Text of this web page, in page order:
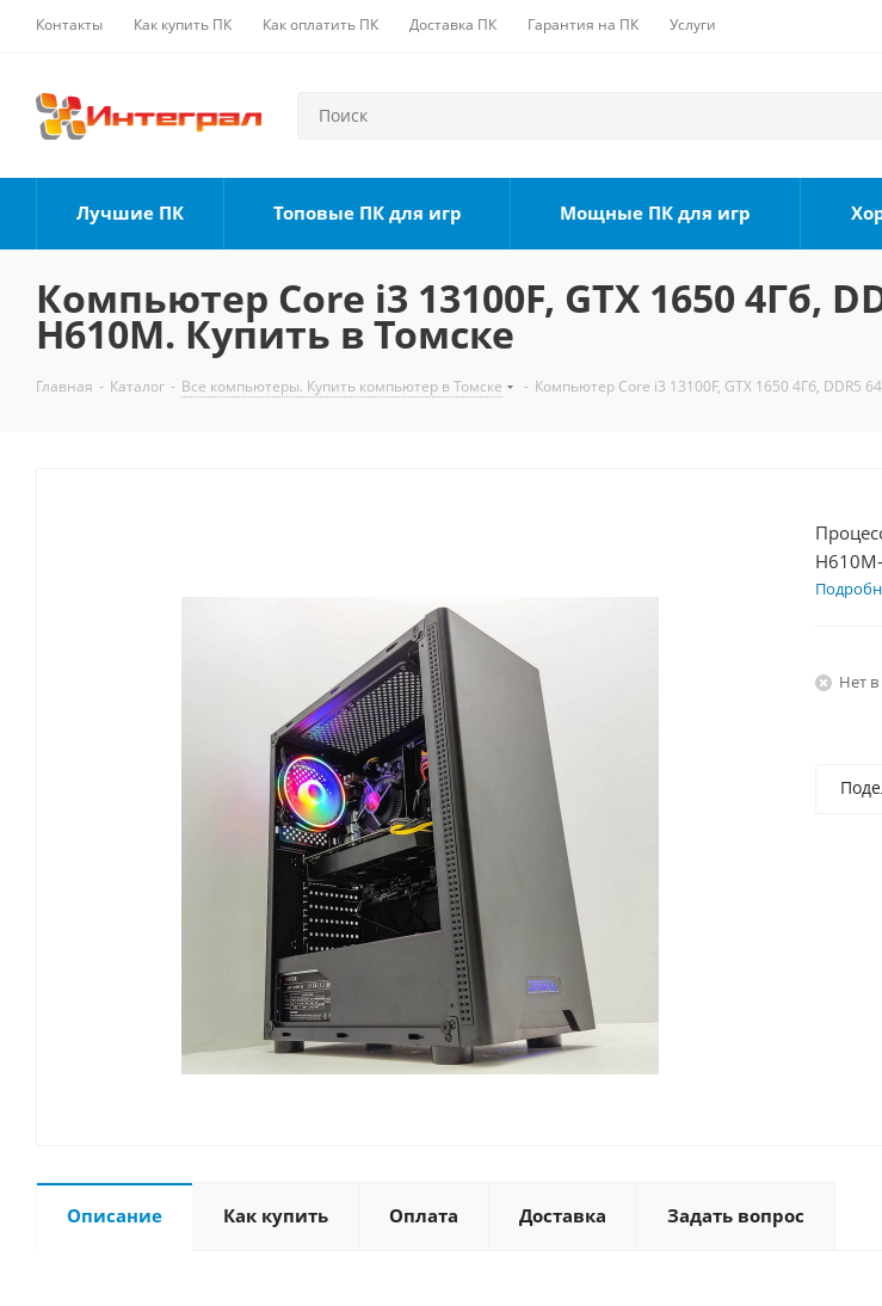
Контакты Как купить ПК Как оплатить ПК Доставка ПК Гарантия на ПК Услуги
Лучшие ПК Топовые ПК для игр Мощные ПК для игр
Компьютер Core i3 13100F, GTX 1650 4Гб,
H610M. Купить в Томске
Главная - Каталог - Все компьютеры. Купить компьютер в Томске - Компьютер Core i3 13100F, GTX 1650 4Гб, DDR5
HDD
Нет
Описание Как купить Оплата Доставка Задать вопрос